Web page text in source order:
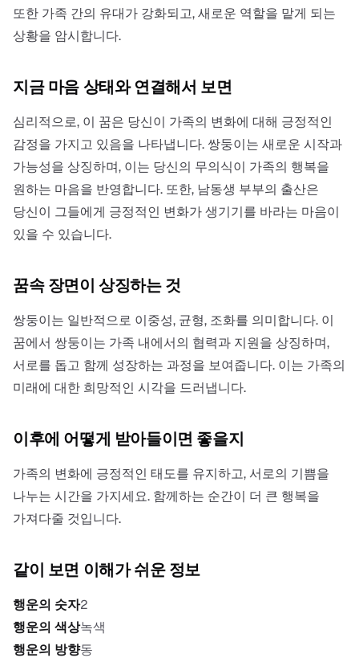
또한 가족 간의 유대가 강화되고, 새로운 역할을 맡게 되는
상황을 암시합니다.
지금 마음 상태와 연결해서 보면
심리적으로, 이 꿈은 당신이 가족의 변화에 대해 긍정적인
감정을 가지고 있음을 나타냅니다. 쌍둥이는 새로운 시작과
가능성을 상징하며, 이는 당신의 무의식이 가족의 행복을
원하는 마음을 반영합니다. 또한, 남동생 부부의 출산은
당신이 그들에게 긍정적인 변화가 생기기를 바라는 마음이
있을 수 있습니다.
꿈속 장면이 상징하는 것
쌍둥이는 일반적으로 이중성, 균형, 조화를 의미합니다. 이
꿈에서 쌍둥이는 가족 내에서의 협력과 지원을 상징하며,
서로를 돕고 함께 성장하는 과정을 보여줍니다. 이는 가족의
미래에 대한 희망적인 시각을 드러냅니다.
이후에 어떻게 받아들이면 좋을지
가족의 변화에 긍정적인 태도를 유지하고, 서로의 기쁨을
나누는 시간을 가지세요. 함께하는 순간이 더 큰 행복을
가져다줄 것입니다.
같이 보면 이해가 쉬운 정보
행운의 숫자2
행운의 색상녹색
행운의 방향동